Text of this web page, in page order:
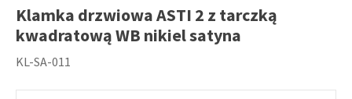
Klamka drzwiowa ASTI 2 z tarczką
kwadratową WB nikiel satyna
KL-SA-011